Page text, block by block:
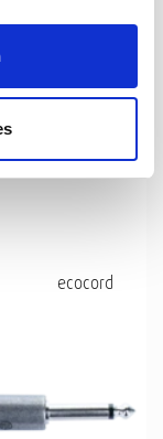
Musikindustrie
Ton- und
ecocord